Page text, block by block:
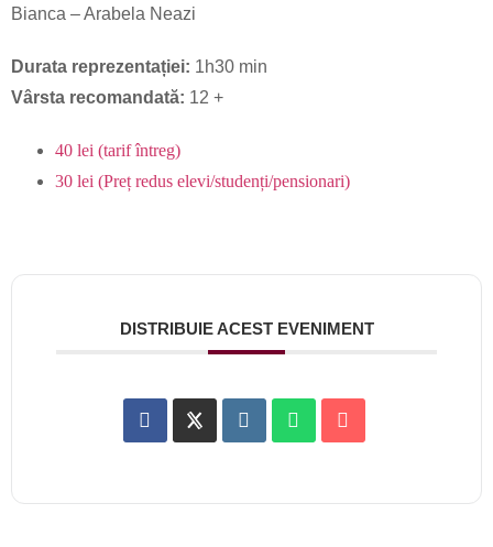
Bianca – Arabela Neazi
Durata reprezentației: 1h30 min
Vârsta recomandată: 12 +
40 lei (tarif întreg)
30 lei (Preț redus elevi/studenți/pensionari)
DISTRIBUIE ACEST EVENIMENT